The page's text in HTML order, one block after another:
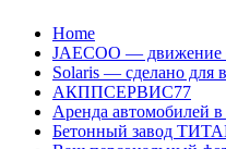
Перейти
содержанию
Home
JAECOO — движение
Solaris — сделано для
АКППСЕРВИС77
Аренда автомобилей
Бетонный завод